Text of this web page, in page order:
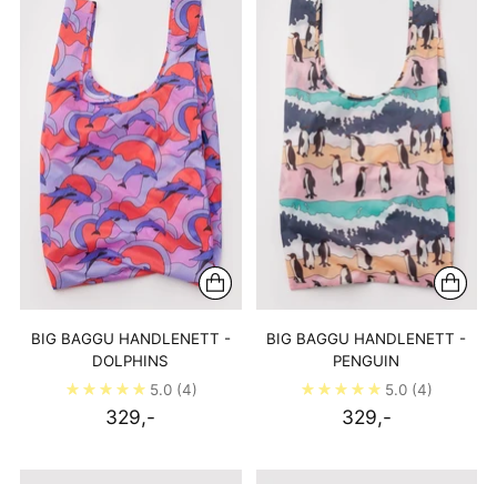
BIG BAGGU HANDLENETT -
DOLPHINS
5.0 (4)
329,-
BIG BAGGU HANDLENETT -
PENGUIN
5.0 (4)
329,-